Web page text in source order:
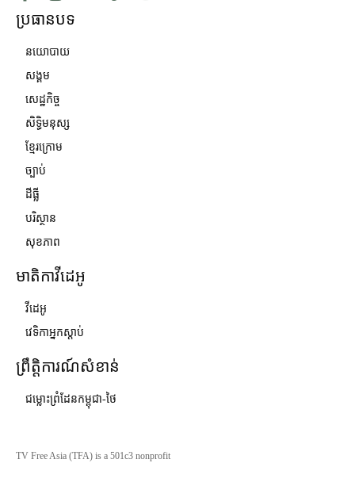
ប្រធានបទ
នយោបាយ
សង្គម
សេដ្ឋកិច្ច
សិទ្ធិមនុស្ស
ខ្មែរក្រោម
ច្បាប់
ដីធ្លី
បរិស្ថាន
សុខភាព
មាតិកាវីដេអូ
វីដេអូ
វេទិកាអ្នកស្ដាប់
ព្រឹត្តិការណ៍សំខាន់
ជម្លោះព្រំដែនកម្ពុជា-ថៃ
TV Free Asia (TFA) is a 501c3 nonprofit